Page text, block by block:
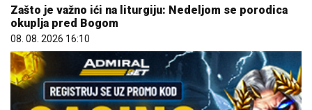
Zašto je važno ići na liturgiju: Nedeljom se porodica
okuplja pred Bogom
08. 08. 2026 16:10